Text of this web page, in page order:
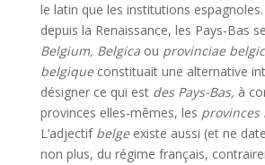
le latin que les institutions
depuis la Renaissance, les Pays-Bas
Belgium, Belgica ou provinciae
belgique constituait une alternative
désigner ce qui est des Pays-Bas, à
provinces elles-mêmes, les provinces
L’adjectif belge existe aussi (et ne
non plus, du régime français,